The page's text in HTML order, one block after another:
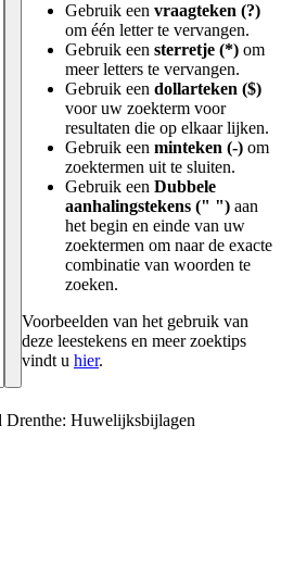
Gebruik een vraagteken (?)
om één letter te vervangen.
Gebruik een sterretje (*) om
meer letters te vervangen.
Gebruik een dollarteken ($)
voor uw zoekterm voor
resultaten die op elkaar lijken.
Gebruik een minteken (-) om
zoektermen uit te sluiten.
Gebruik een Dubbele
aanhalingstekens (" ") aan
het begin en einde van uw
zoektermen om naar de exacte
combinatie van woorden te
zoeken.
Voorbeelden van het gebruik van
deze leestekens en meer zoektips
vindt u hier.
Huwelijksbijlagen